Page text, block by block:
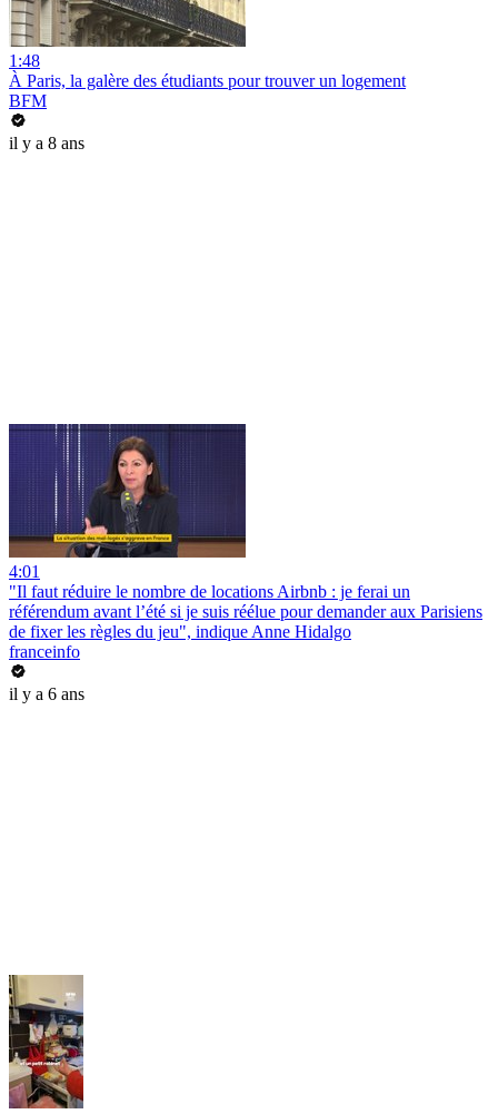
1:48
À Paris, la galère des étudiants pour trouver un logement
BFM
il y a 8 ans
4:01
"Il faut réduire le nombre de locations Airbnb : je ferai un
référendum avant l’été si je suis réélue pour demander aux Parisiens
de fixer les règles du jeu", indique Anne Hidalgo
franceinfo
il y a 6 ans